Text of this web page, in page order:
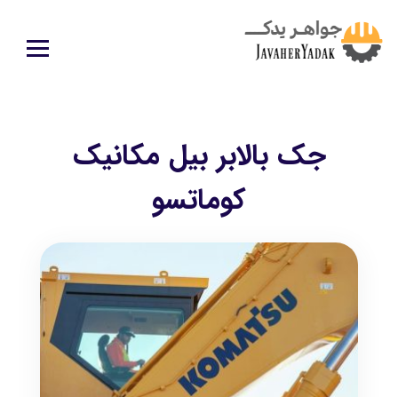
جک بالابر بیل مکانیک
کوماتسو